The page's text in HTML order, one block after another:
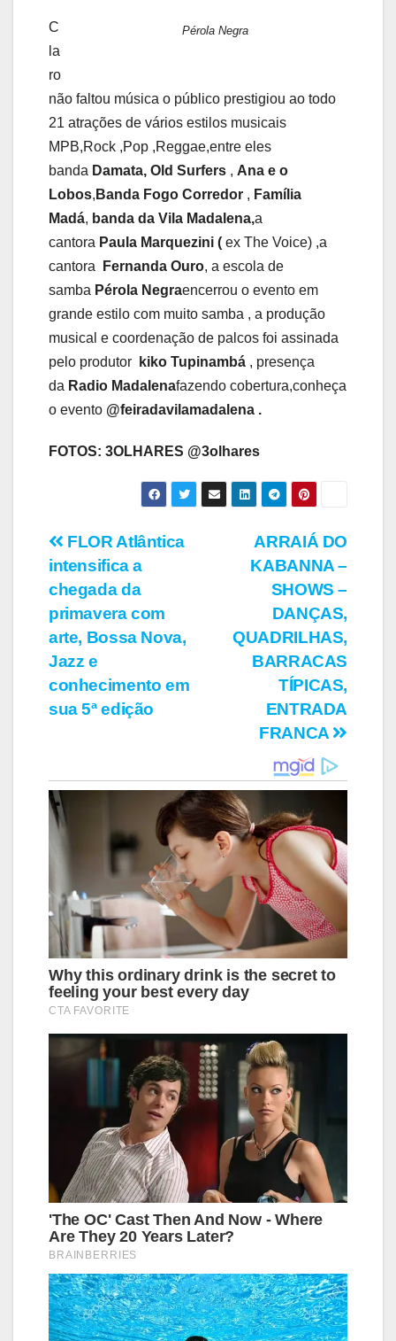
Pérola Negra
C
la
ro
não faltou música o público prestigiou ao todo
21 atrações de vários estilos musicais
MPB,Rock ,Pop ,Reggae,entre eles
banda Damata, Old Surfers , Ana e o
Lobos, Banda Fogo Corredor , Família
Madá, banda da Vila Madalena,a
cantora Paula Marquezini ( ex The Voice) ,a
cantora
Fernanda Ouro, a escola de
samba Pérola Negraencerrou o evento em
grande estilo com muito samba , a produção
musical e coordenação de palcos foi assinada
pelo produtor
kiko Tupinambá , presença
da Radio Madalenafazendo cobertura,conheça
o evento @feiradavilamadalena .
FOTOS: 3OLHARES @3olhares
Navegação
de
Post
ARRAIÁ DO
KABANNA –
SHOWS –
DANÇAS,
QUADRILHAS,
BARRACAS
TÍPICAS,
ENTRADA
FRANCA
FLOR Atlântica
intensifica a
chegada da
primavera com
arte, Bossa Nova,
Jazz e
conhecimento em
sua 5ª edição